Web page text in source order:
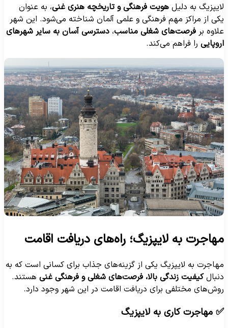
به دلیل هویت فرهنگی و تاریخچه هنری غنی، به عنوان
از مراکز مهم فرهنگی و علمی آلمان شناخته می‌شود. این شهر
برفرصت‌های شغلی مناسب،دسترسی آسان به سایر شهرهای
را فراهم می‌کند.
به لایپزیگ؛ راه‌های دریافت اقامت
به لایپزیگ یکی از گزینه‌های جذاب برای کسانی است که به
کیفیت زندگی بالا، فرصت‌های شغلی و فرهنگی غنیهستند.
مختلفی برای دریافت اقامت در این شهر وجود دارد.
مهاجرت کاری به لایپزیگ